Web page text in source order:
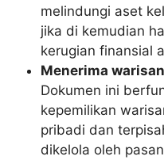
melindungi aset
jika di kemudian
kerugian finansial
Menerima
Dokumen ini
kepemilikan
pribadi dan
dikelola oleh